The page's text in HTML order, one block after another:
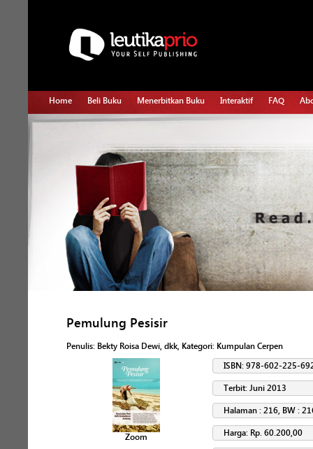
Home Beli Buku Menerbitkan Buku Interaktif FAQ
Pemulung Pesisir
Penulis: Bekty Roisa Dewi, dkk, Kategori: Kumpulan Cerpen
Zoom
ISBN: 978-602-225-
Terbit: Juni 2013
Halaman : 216, BW :
Harga: Rp. 60.200,00